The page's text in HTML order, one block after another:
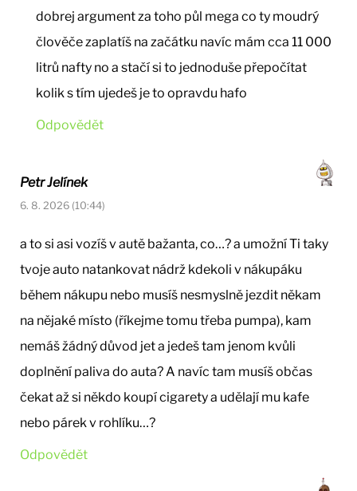
dobrej argument za toho půl mega co ty moudrý
člověče zaplatíš na začátku navíc mám cca 11 000
litrů nafty no a stačí si to jednoduše přepočítat
kolik s tím ujedeš je to opravdu hafo
Odpovědět
Petr Jelínek
6. 8. 2026 (10:44)
a to si asi vozíš v autě bažanta, co…? a umožní Ti taky
tvoje auto natankovat nádrž kdekoli v nákupáku
během nákupu nebo musíš nesmyslně jezdit někam
na nějaké místo (říkejme tomu třeba pumpa), kam
nemáš žádný důvod jet a jedeš tam jenom kvůli
doplnění paliva do auta? A navíc tam musíš občas
čekat až si někdo koupí cigarety a udělají mu kafe
nebo párek v rohlíku…?
Odpovědět